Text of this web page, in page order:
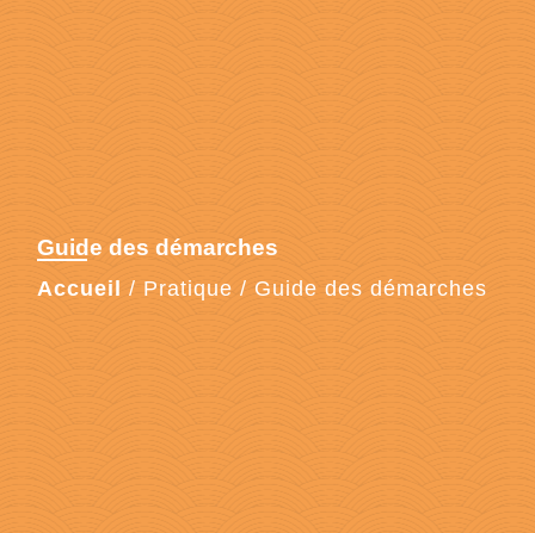
Guide des démarches
Accueil / Pratique / Guide des démarches